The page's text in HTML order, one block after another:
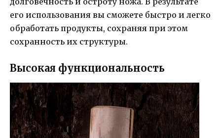
его использования вы сможете быстро и легко
обработать продукты, сохраняя при этом
сохранность их структуры.
Высокая функциональность